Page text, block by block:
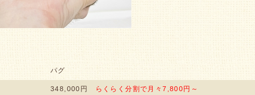
パグ
348,000円 らくらく分割で月々7,800円～